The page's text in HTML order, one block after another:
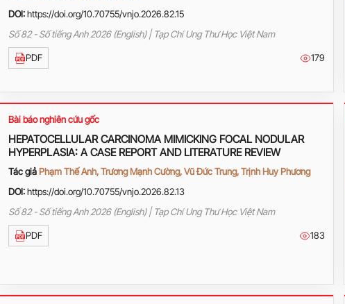
DOI:https://doi.org/10.70755/vnjo.2026.82.15
Số 82 - Số tiếng Anh 2026 (English) | Tạp Chí Ung Thư Học Việt Nam
PDF 179
Bài báo nghiên cứu gốc
HEPATOCELLULAR CARCINOMA MIMICKING FOCAL NODULAR
HYPERPLASIA: A CASE REPORT AND LITERATURE REVIEW
Tác giả Phạm Thế Anh, Trương Mạnh Cường, Vũ Đức Trung, Trịnh Huy Phương
DOI:https://doi.org/10.70755/vnjo.2026.82.13
Số 82 - Số tiếng Anh 2026 (English) | Tạp Chí Ung Thư Học Việt Nam
PDF 183